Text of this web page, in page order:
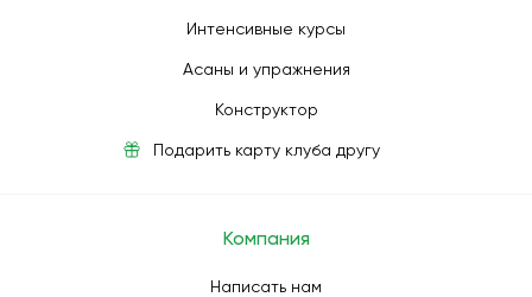
Интенсивные курсы
Асаны и упражнения
Конструктор
Подарить карту клуба другу
Компания
Написать нам